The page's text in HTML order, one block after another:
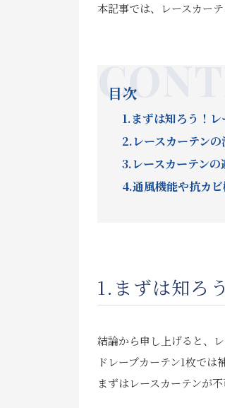
本記事では、レースカー
目次
1.まずは知ろう！
2.レースカーテン
3.レースカーテン
4.通風機能や抗カ
1.まずは知ろ
結論から申し上げると、
ドレープカーテン1枚で
まずはレースカーテンが